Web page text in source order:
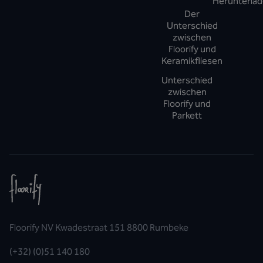
Der
Unterschied
zwischen
Floorify und
Keramikfliesen
Unterschied
zwischen
Floorify und
Parkett
Floorify NV Kwadestraat 151 8800 Rumbeke
(+32) (0)51 140 180